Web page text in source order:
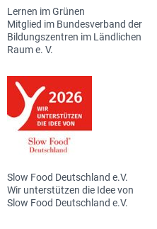
Lernen im Grünen
Mitglied im Bundesverband der
Bildungszentren im Ländlichen
Raum e. V.
Slow Food Deutschland e.V.
Wir unterstützen die Idee von
Slow Food Deutschland e.V.